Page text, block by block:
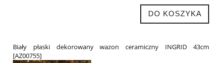
DO KOSZYKA
Biały płaski dekorowany wazon ceramiczny INGRID 43cm
[AZ00755]